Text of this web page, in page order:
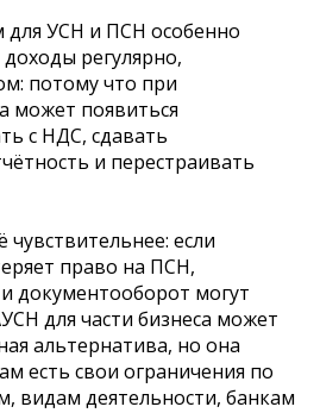
УСН и ПСН особенно
регулярно,
потому что при
может появиться
с НДС, сдавать
и перестраивать
если
право на ПСН,
документооборот могут
для части бизнеса может
альтернатива, но она
есть свои ограничения по
видам деятельности, банкам